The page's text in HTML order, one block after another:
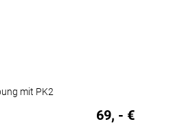
mit PK2
69, - €